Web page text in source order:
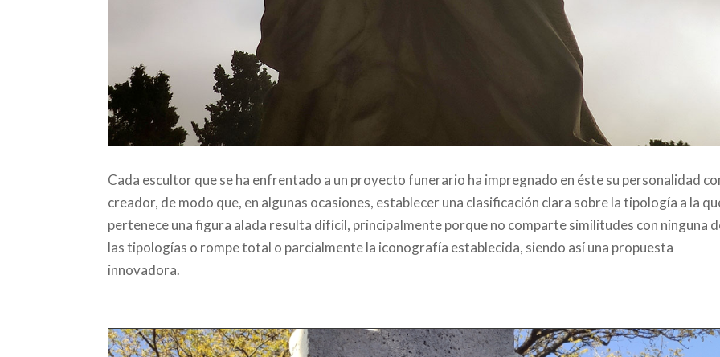
Cada escultor que se ha enfrentado a un proyecto funerario ha impregnado en éste su personalidad
creador, de modo que, en algunas ocasiones, establecer una clasificación clara sobre la tipología a la
pertenece una figura alada resulta difícil, principalmente porque no comparte similitudes con ninguna
las tipologías o rompe total o parcialmente la iconografía establecida, siendo así una propuesta
innovadora.